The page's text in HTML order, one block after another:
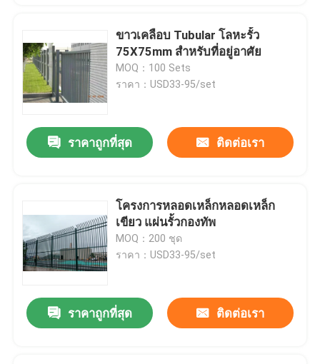
บ้าน
ขาวเคลือบ Tubular โลหะรั้ว
75X75mm สําหรับที่อยู่อาศัย
MOQ：100 Sets
ราคา：USD33-95/set
ราคาถูกที่สุด ติดต่อเรา
โครงการหลอดเหล็กหลอดเหล็ก
เขียว แผ่นรั้วกองทัพ
MOQ：200 ชุด
ราคา：USD33-95/set
ราคาถูกที่สุด ติดต่อเรา